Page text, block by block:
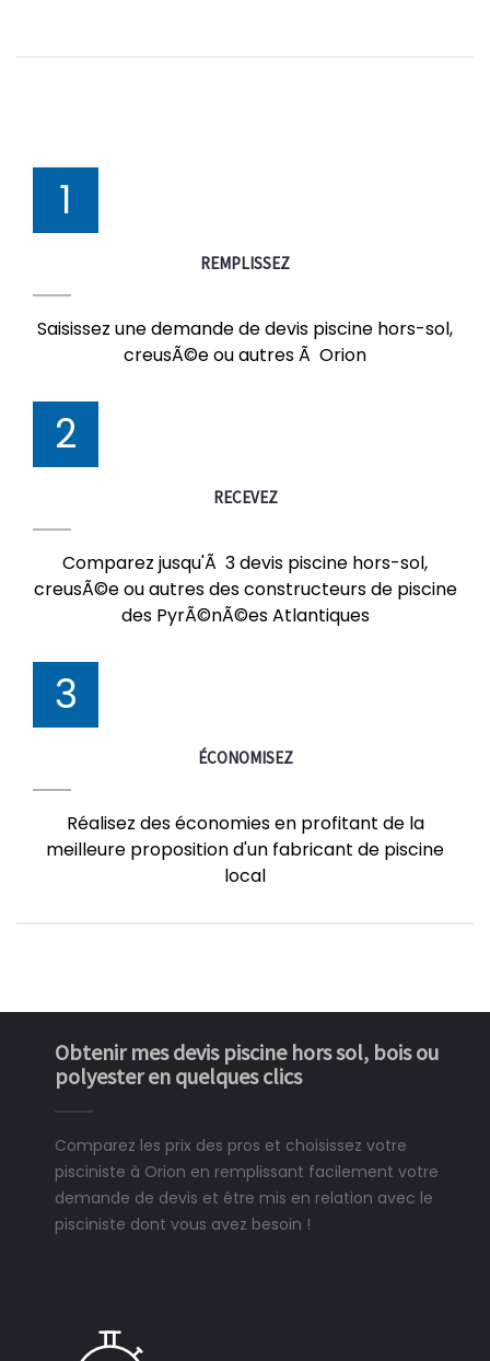
1
REMPLISSEZ
Saisissez une demande de devis piscine hors-sol,
creusÃ©e ou autres Ã Orion
2
RECEVEZ
Comparez jusqu'Ã 3 devis piscine hors-sol,
creusÃ©e ou autres des constructeurs de piscine
des PyrÃ©nÃ©es Atlantiques
3
ÉCONOMISEZ
Réalisez des économies en profitant de la
meilleure proposition d'un fabricant de piscine
local
Obtenir mes devis piscine hors sol, bois ou
polyester en quelques clics
Comparez les prix des pros et choisissez votre
pisciniste à Orion en remplissant facilement votre
demande de devis et être mis en relation avec le
pisciniste dont vous avez besoin !